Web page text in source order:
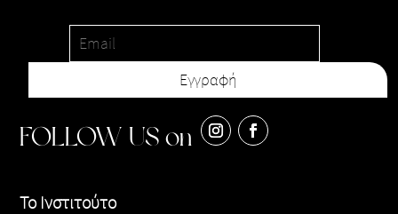
FOLLOW US on
Το Ινστιτούτο